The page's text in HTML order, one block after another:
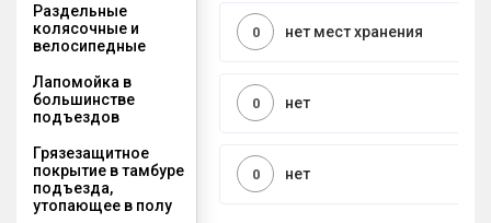
Раздельные
колясочные и
велосипедные
нет мест хранения
0
Лапомойка в
большинстве
подъездов
нет
0
Грязезащитное
покрытие в тамбуре
подъезда,
утопающее в полу
нет
0